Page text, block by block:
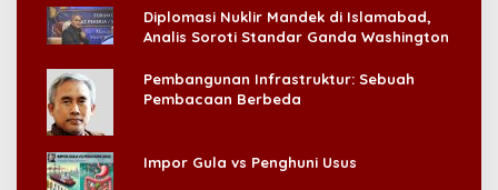
Diplomasi Nuklir Mandek di Islamabad,
Analis Soroti Standar Ganda Washington
Pembangunan Infrastruktur: Sebuah
Pembacaan Berbeda
Impor Gula vs Penghuni Usus